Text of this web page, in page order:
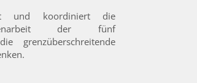
und koordiniert die
der fünf
grenzüberschreitende